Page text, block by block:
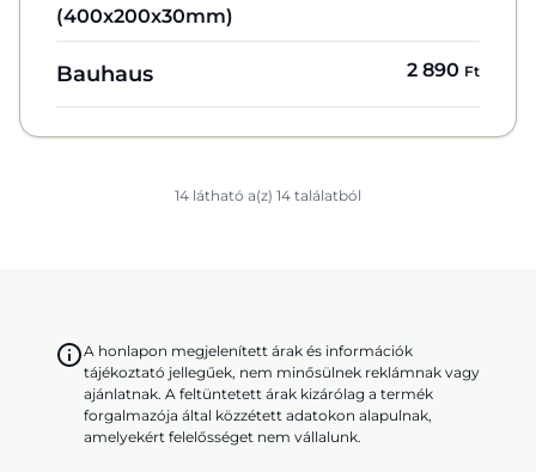
(400x200x30mm)
Bauhaus 2 890 Ft
14 látható a(z) 14 találatból
A honlapon megjelenített árak és információk
tájékoztató jellegűek, nem minősülnek reklámnak vagy
ajánlatnak. A feltüntetett árak kizárólag a termék
forgalmazója által közzétett adatokon alapulnak,
amelyekért felelősséget nem vállalunk.